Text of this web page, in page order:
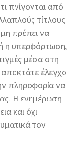
πνίγονται από
τίτλους
πρέπει να
η υπερφόρτωση,
μέσα στη
έλεγχο
πληροφορία να
Η ενημέρωση
και όχι
τον